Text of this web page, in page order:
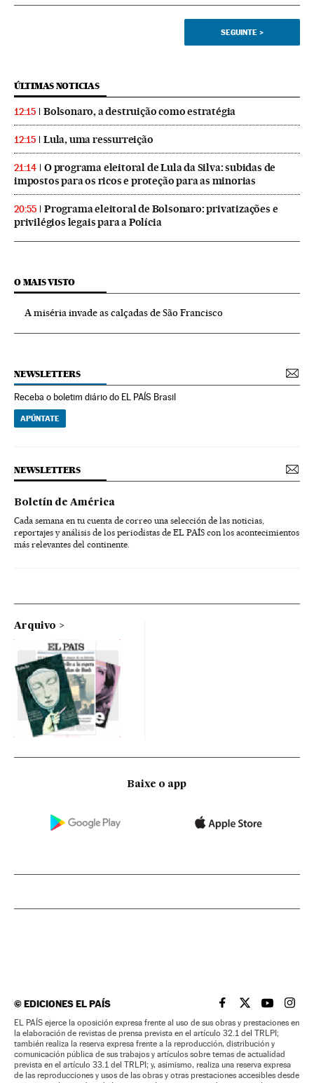
SEGUINTE >
ÚLTIMAS NOTICIAS
12:15 Bolsonaro, a destruição como estratégia
12:15 Lula, uma ressurreição
21:14
O programa eleitoral de Lula da Silva: subidas de
impostos para os ricos e proteção para as minorias
20:55
Programa eleitoral de Bolsonaro: privatizações e
privilégios legais para a Polícia
O MAIS VISTO
A miséria invade as calçadas de São Francisco
NEWSLETTERS
Receba o boletim diário do EL PAÍS Brasil
APÚNTATE
NEWSLETTERS
Boletín de América
Cada semana en tu cuenta de correo una selección de las noticias,
reportajes y análisis de los periodistas de EL PAÍS con los acontecimientos
más relevantes del continente.
Arquivo
Baixe o app
©EDICIONES EL PAÍS EL PAÍS BRASIL EN
EL PAÍSEL PAÍS
EL
EL PAÍS ejerce la oposición expresa frente al uso de sus obras y prestaciones en
la elaboración de revistas de prensa prevista en el artículo 32.1 del TRLPI;
también realiza la reserva expresa frente a la reproducción, distribución y
comunicación pública de sus trabajos y artículos sobre temas de actualidad
prevista en el artículo 33.1 del TRLPI; y, asimismo, realiza una reserva expresa
de las reproducciones y usos de las obras y otras prestaciones accesibles desde